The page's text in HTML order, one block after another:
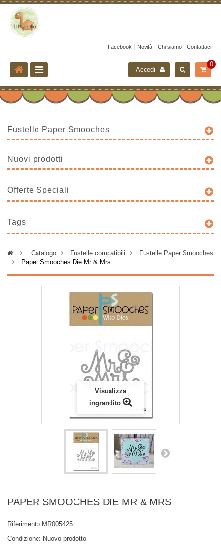
Facebook Novità Chi siamo Contattaci
0
Accedi
Fustelle Paper Smooches
Nuovi prodotti
Offerte Speciali
Tags
> Catalogo > Fustelle compatibili >
Fustelle Paper Smooches
>
Paper Smooches Die Mr & Mrs
Visualizza
ingrandito
PAPER SMOOCHES DIE MR & MRS
Riferimento MR005425
Condizione: Nuovo prodotto